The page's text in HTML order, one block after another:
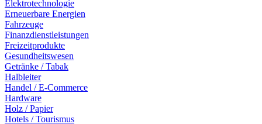
Elektrotechnologie
Erneuerbare Energien
Fahrzeuge
Finanzdienstleistungen
Freizeitprodukte
Gesundheitswesen
Getränke / Tabak
Halbleiter
Handel / E-Commerce
Hardware
Holz / Papier
Hotels / Tourismus